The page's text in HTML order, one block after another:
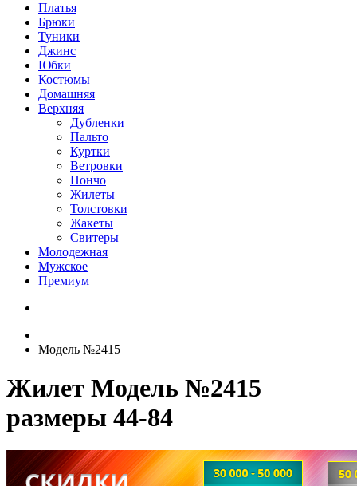
Платья
Брюки
Туники
Джинс
Юбки
Костюмы
Домашняя
Верхняя
Дубленки
Пальто
Куртки
Ветровки
Пончо
Жилеты
Толстовки
Жакеты
Свитеры
Молодежная
Мужское
Премиум
Модель №2415
Жилет Модель №2415
размеры 44-84